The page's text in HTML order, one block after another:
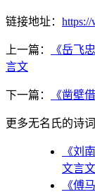
链接地址： https://
上一篇：
《岳飞
言文
下一篇： 《凿壁
更多无名氏的诗词
《刘
文言文
《傅